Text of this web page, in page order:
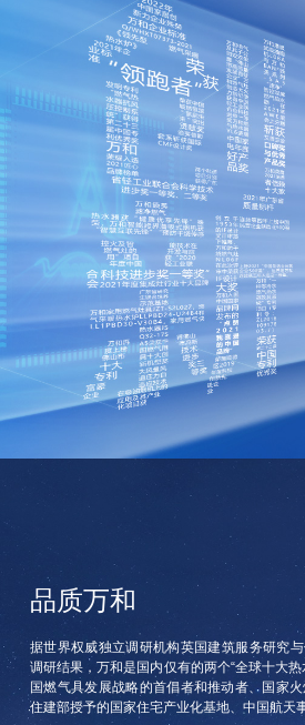
品质万和
据世界权威独立调研机构英国建筑服务研究
调研结果，万和是国内仅有的两个“全球十大
国燃气具发展战略的首倡者和推动者、国家
住建部授予的国家住宅产业化基地、中国航天